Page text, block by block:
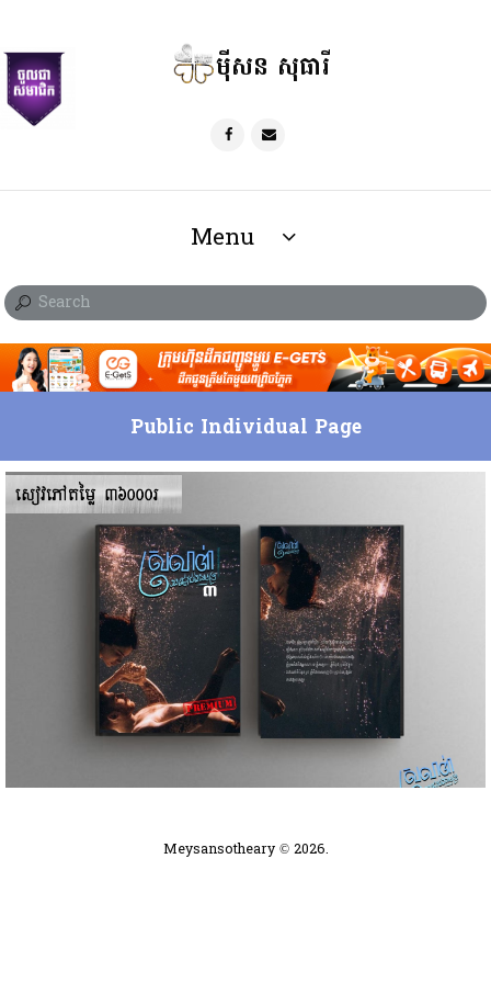
ម៉ីសន សុធារី
Menu
Public Individual Page
Meysansotheary © 2026.